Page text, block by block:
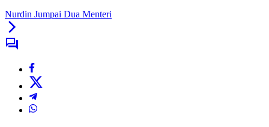
Nurdin Jumpai Dua Menteri